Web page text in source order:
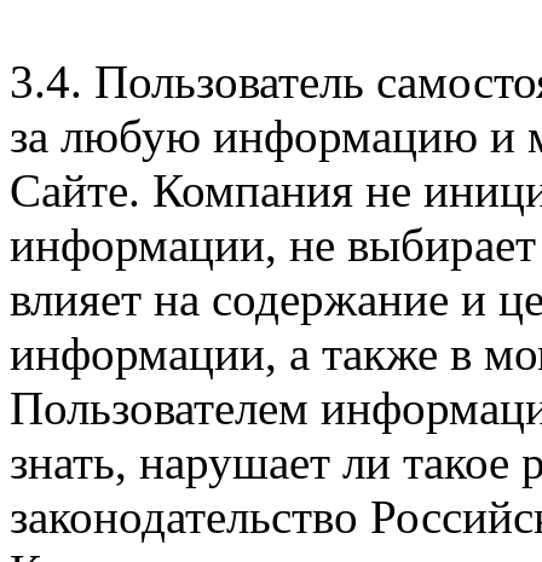
3.4. Пользователь
за любую информацию и
Сайте. Компания не
информации, не
влияет на содержание и
информации, а также в
Пользователем
знать, нарушает ли
законодательство